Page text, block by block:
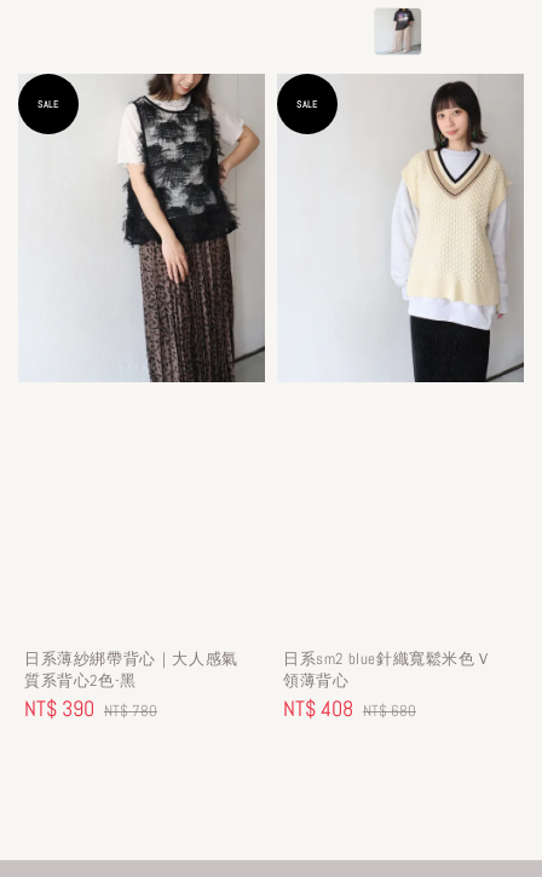
price
SALE
日系薄紗綁帶背心｜大人感氣
質系背心2色-黑
Sale
NT$ 390 Regular
NT$ 780
SALE
日系sm2 blue針織寬鬆米色Ｖ
領薄背心
Sale
NT$ 408 Regular
NT$ 680